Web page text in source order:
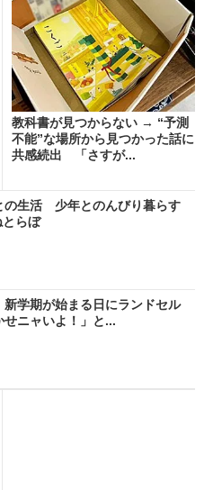
教科書が見つからない → “予測
不能”な場所から見つかった話に
共感続出 「さすが...
の生活 少年とのんびり暮らす
らぼ
新学期が始まる日にランドセル
ニャいよ！」と...